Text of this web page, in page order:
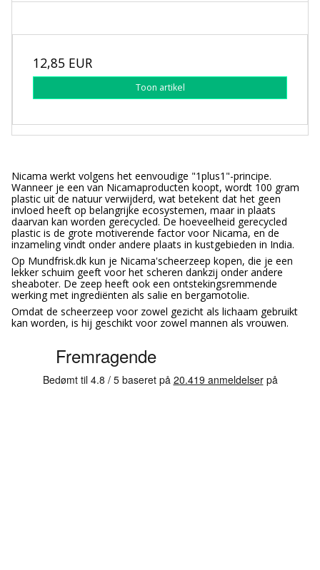
12,85 EUR
Toon artikel
Nicama werkt volgens het eenvoudige "1plus1"-principe.
Wanneer je een van Nicamaproducten koopt, wordt 100 gram
plastic uit de natuur verwijderd, wat betekent dat het geen
invloed heeft op belangrijke ecosystemen, maar in plaats
daarvan kan worden gerecycled. De hoeveelheid gerecycled
plastic is de grote motiverende factor voor Nicama, en de
inzameling vindt onder andere plaats in kustgebieden in India.
Op Mundfrisk.dk kun je Nicama'scheerzeep kopen, die je een
lekker schuim geeft voor het scheren dankzij onder andere
sheaboter. De zeep heeft ook een ontstekingsremmende
werking met ingrediënten als salie en bergamotolie.
Omdat de scheerzeep voor zowel gezicht als lichaam gebruikt
kan worden, is hij geschikt voor zowel mannen als vrouwen.